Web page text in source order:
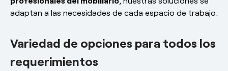
adaptan a las necesidades de cada espacio de trabajo.
Variedad de opciones para todos los
requerimientos